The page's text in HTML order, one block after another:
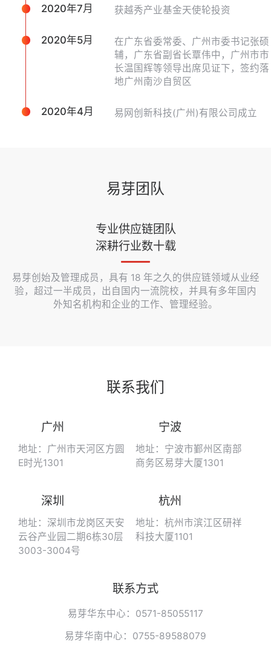
2020年7月 获越秀产业基金天使轮投资
2020年5月
在广东省委常委、广州市委书记张硕
辅，广东省副省长覃伟中，广州市市
长温国辉等领导出席见证下，签约落
地广州南沙自贸区
2020年4月 易网创新科技(广州)有限公司成立
易芽团队
专业供应链团队
深耕行业数十载
易芽创始及管理成员，具有 18 年之久的供应链领域从业经
验，超过一半成员，出自国内一流院校，并具有多年国内
外知名机构和企业的工作、管理经验。
联系我们
广州
地址：广州市天河区方圆
E时光1301
宁波
地址：宁波市鄞州区南部
商务区易芽大厦1301
深圳
地址：深圳市龙岗区天安
云谷产业园二期6栋30层
3003-3004号
杭州
地址：杭州市滨江区研祥
科技大厦1101
联系方式
易芽华东中心：0571-85055117
易芽华南中心：0755-89588079